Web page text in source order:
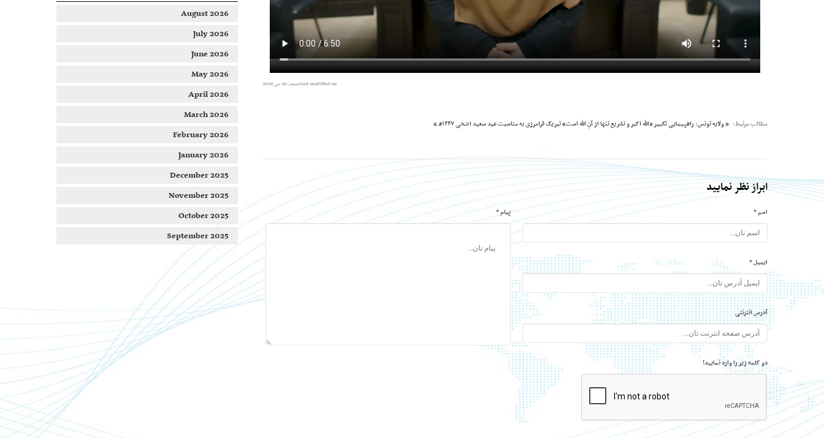
Last modified onجمعه, 29 می 2026
مطالب مرتبط: « ولایه تونس: راهپیمایی تکبیر «الله اکبر و تشریع تنها از آنِ الله است»تبریک فرامرزی به مناسبت عید سعید اضحی ۱۴۴۷هـ »
ابراز نظر نمایید
اسم *
ایمیل *
آدرس انترنتی
دو کلمه زیر را وارد نمایید!
پیام *
August 2026
July 2026
June 2026
May 2026
April 2026
March 2026
February 2026
January 2026
December 2025
November 2025
October 2025
September 2025